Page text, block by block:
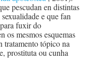
pescudan en distintas
e que fan
fuxir do
os mesmos esquemas
tratamento tópico na
prostituta ou cunha